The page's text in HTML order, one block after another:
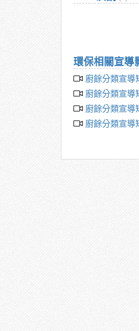
環保相關宣導
廚餘分類宣導
廚餘分類宣導
廚餘分類宣導
廚餘分類宣導